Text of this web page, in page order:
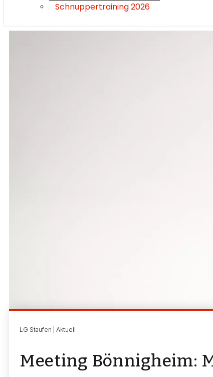
Schnuppertraining 2026
LG Staufen | Aktuell
Meeting Bönnigheim: